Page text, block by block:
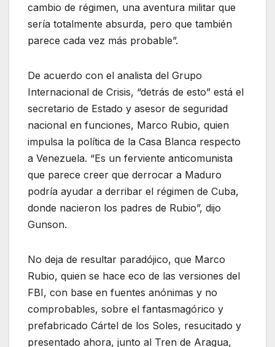
cambio de régimen, una aventura militar que
sería totalmente absurda, pero que también
parece cada vez más probable”.
De acuerdo con el analista del Grupo
Internacional de Crisis, “detrás de esto” está el
secretario de Estado y asesor de seguridad
nacional en funciones, Marco Rubio, quien
impulsa la política de la Casa Blanca respecto
a Venezuela. “Es un ferviente anticomunista
que parece creer que derrocar a Maduro
podría ayudar a derribar el régimen de Cuba,
donde nacieron los padres de Rubio”, dijo
Gunson.
No deja de resultar paradójico, que Marco
Rubio, quien se hace eco de las versiones del
FBI, con base en fuentes anónimas y no
comprobables, sobre el fantasmagórico y
prefabricado Cártel de los Soles, resucitado y
presentado ahora, junto al Tren de Aragua,